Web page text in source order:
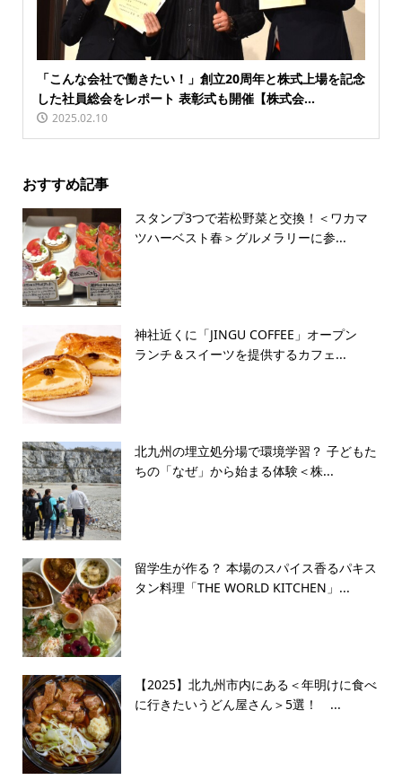
「こんな会社で働きたい！」創立20周年と株式上場を記念
した社員総会をレポート 表彰式も開催【株式会...
2025.02.10
おすすめ記事
スタンプ3つで若松野菜と交換！＜ワカマ
ツハーベスト春＞グルメラリーに参...
神社近くに「JINGU COFFEE」オープン
ランチ＆スイーツを提供するカフェ...
北九州の埋立処分場で環境学習？ 子どもた
ちの「なぜ」から始まる体験＜株...
留学生が作る？ 本場のスパイス香るパキス
タン料理「THE WORLD KITCHEN」...
【2025】北九州市内にある＜年明けに食べ
に行きたいうどん屋さん＞5選！ ...